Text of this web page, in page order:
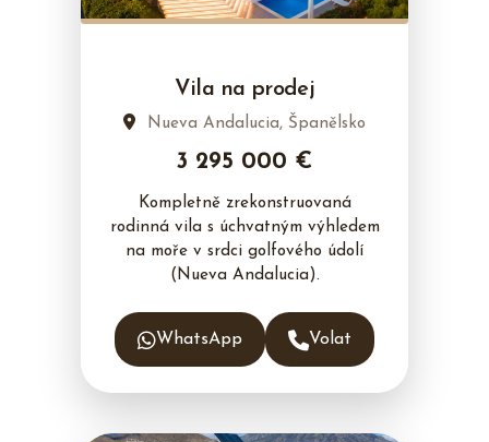
Vila na prodej
Nueva Andalucia, Španělsko
3 295 000 €
Kompletně zrekonstruovaná
rodinná vila s úchvatným výhledem
na moře v srdci golfového údolí
(Nueva Andalucia).
WhatsApp Volat